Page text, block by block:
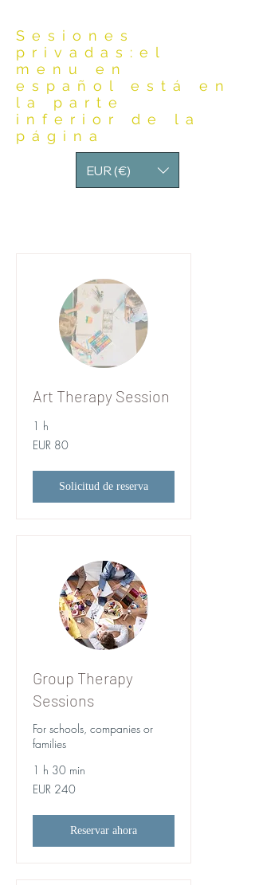
Sesiones
privadas:el
menu en
español está en
la parte
inferior de la
página
EUR (€)
Art Therapy Session
1 h
80
euros
EUR 80
Solicitud de reserva
Group Therapy
Sessions
For schools, companies or
families
1 h 30 min
240
euros
EUR 240
Reservar ahora